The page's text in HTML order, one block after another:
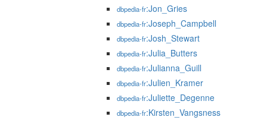
dbpedia-fr:Jon_Gries
dbpedia-fr:Joseph_Campbell
dbpedia-fr:Josh_Stewart
dbpedia-fr:Julia_Butters
dbpedia-fr:Julianna_Guill
dbpedia-fr:Julien_Kramer
dbpedia-fr:Juliette_Degenne
dbpedia-fr:Kirsten_Vangsness